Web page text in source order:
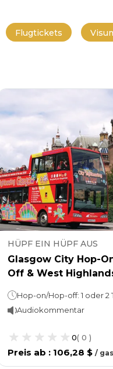
Flugtickets
HÜPF EIN HÜPF AUS
Glasgow City Hop-
Off & West
Hop-on/Hop-off: 1 oder 2 Tage (nach Wahl) • Rote Tour – eine Runde dauert ca. 80 Minuten. • Gelbe Tour – eine Runde dauert ca. 95 Minuten. Tour
Audiokommentar
0( 0 )
Preis ab : 106,28 $ /